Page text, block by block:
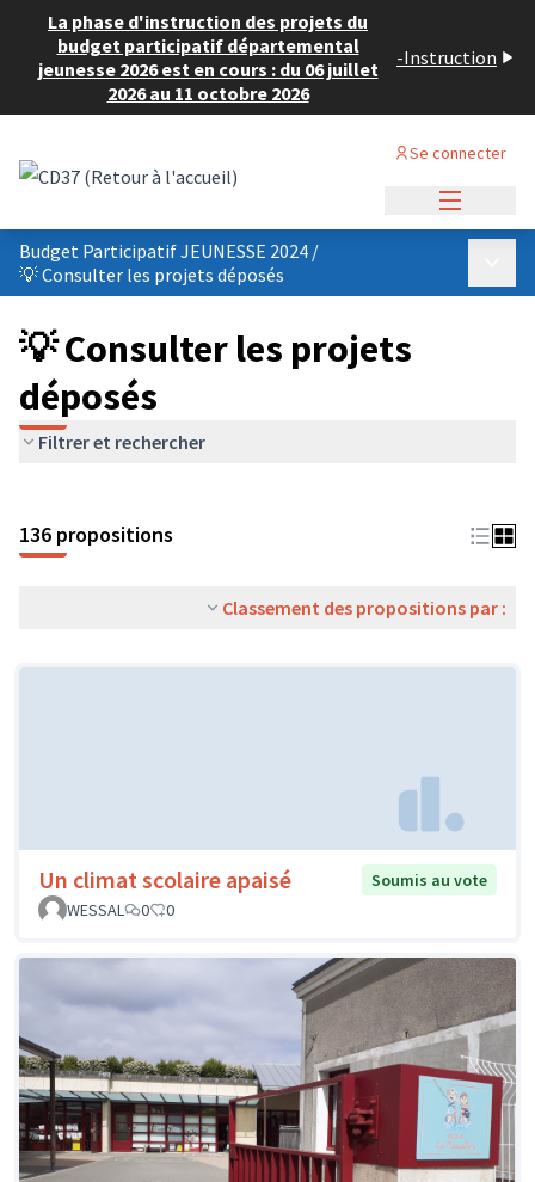
La phase d'instruction des projets du
budget participatif départemental
jeunesse 2026 est en cours : du 06 juillet
2026 au 11 octobre 2026
-Instruction
Se connecter
Budget Participatif JEUNESSE 2024 /
💡 Consulter les projets déposés
💡 Consulter les projets
déposés
Filtrer et rechercher
136 propositions
Classement des propositions par :
Un climat scolaire apaisé
Soumis au vote
WESSAL
0 0